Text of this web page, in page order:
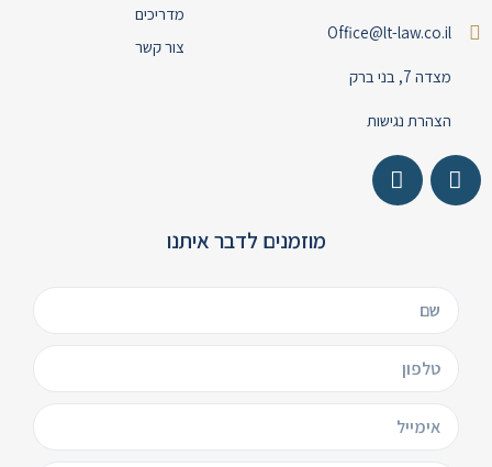
Office@lt-law.co.il
מצדה 7, בני ברק
הצהרת נגישות
מדריכים
צור קשר
מוזמנים לדבר איתנו